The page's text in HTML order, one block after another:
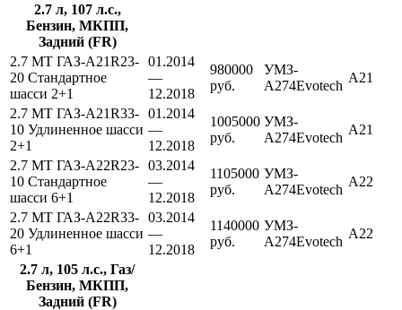
2.7 л, 107 л.с.,
Бензин, МКПП,
Задний (FR)
2.7 MT ГАЗ-A21R23-
20 Стандартное
шасси 2+1
01.2014
—
12.2018
980000
руб.
УМЗ-
А274Evotech
A21
2.7 MT ГАЗ-A21R33-
10 Удлиненное шасси
2+1
01.2014
—
12.2018
1005000
руб.
УМЗ-
А274Evotech
A21
2.7 MT ГАЗ-A22R23-
10 Стандартное
шасси 6+1
03.2014
—
12.2018
1105000
руб.
УМЗ-
А274Evotech
A22
2.7 MT ГАЗ-A22R33-
20 Удлиненное шасси
6+1
03.2014
—
12.2018
1140000
руб.
УМЗ-
А274Evotech
A22
2.7 л, 105 л.с., Газ/
Бензин, МКПП,
Задний (FR)